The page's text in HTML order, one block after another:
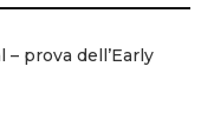
– prova dell’Early